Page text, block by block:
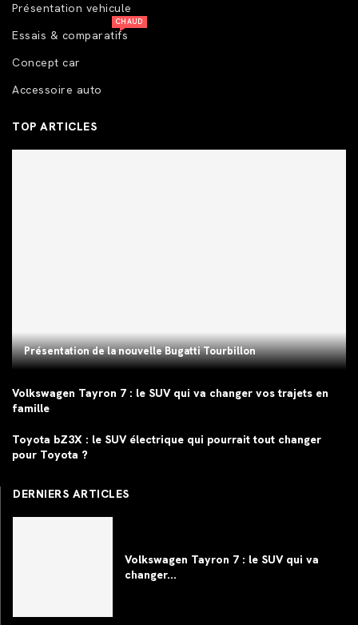
Présentation vehicule
Essais & comparatifs
CHAUD
Concept car
Accessoire auto
TOP ARTICLES
Présentation de la nouvelle Bugatti Tourbillon
Volkswagen Tayron 7 : le SUV qui va changer vos trajets en
famille
Toyota bZ3X : le SUV électrique qui pourrait tout changer
pour Toyota ?
DERNIERS ARTICLES
Volkswagen Tayron 7 : le SUV qui va
changer...